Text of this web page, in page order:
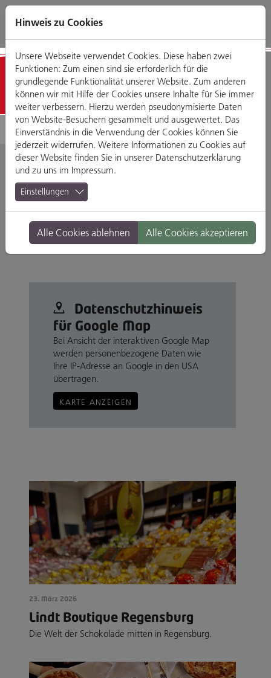
Direkt
zum
Zum
Hauptmenü
Zum
Footermenü
Zur
Website-
Detailansicht
Cafe Spital
Am Brückenbasar 7-9, 93059 Regensburg
Branche: Bars
Standort: Altstadt
Datenschutz­hinweis
für Google Map
Bei Ansicht der interaktiven Google Map
werden personenbezogene Daten wie
Ihre IP-Adresse an Google in den USA
übertragen.
KARTE ANZEIGEN
23. März 2026
Lindt Boutique Regensburg
Die Welt der Schokolade mitten in Regensburg.
Hinweis zu Cookies
Unsere Webseite verwendet Cookies. Diese haben zwei
Funktionen: Zum einen sind sie erforderlich für die
grundlegende Funktionalität unserer Website. Zum anderen
können wir mit Hilfe der Cookies unsere Inhalte für Sie immer
weiter verbessern. Hierzu werden pseudonymisierte Daten
von Website-Besuchern gesammelt und ausgewertet. Das
Einverständnis in die Verwendung der Cookies können Sie
jederzeit widerrufen. Weitere Informationen zu Cookies auf
dieser Website finden Sie in unserer Datenschutzerklärung
und zu uns im Impressum.
Einstellungen
Alle Cookies ablehnen Alle Cookies akzeptieren